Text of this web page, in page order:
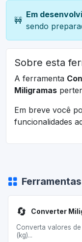
🚧
Em
sendo
Sobre esta
A ferramenta
Miligramas
Em breve você
funcionalidades
🔄 Converter
Converta valores de
(kg)...